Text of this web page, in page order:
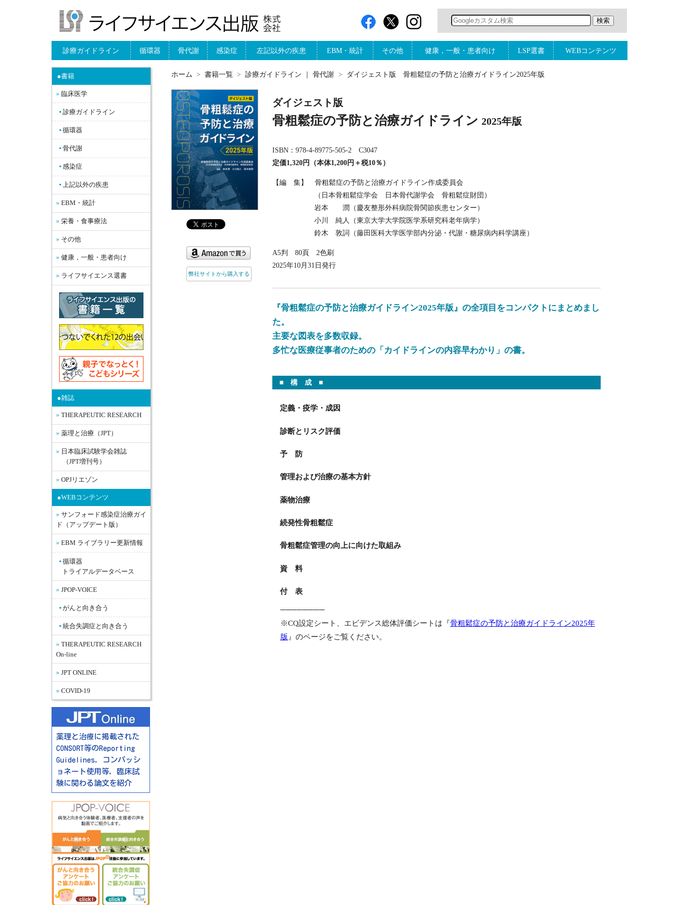
診療ガイドライン 循環器 骨代謝 感染症 左記以外の疾患 EBM・統計 その他 健康，一般・患者向け LSP選書 WEBコンテンツ
●書籍
臨床医学
診療ガイドライン
循環器
骨代謝
感染症
上記以外の疾患
EBM・統計
栄養・食事療法
その他
健康，一般・患者向け
ライフサイエンス選書
●雑誌
THERAPEUTIC RESEARCH
薬理と治療（JPT）
日本臨床試験学会雑誌
（JPT増刊号）
OPJリエゾン
●WEBコンテンツ
サンフォード感染症治療ガイ
ド（アップデート版）
EBM ライブラリー更新情報
循環器
トライアルデータベース
JPOP-VOICE
がんと向き合う
統合失調症と向き合う
THERAPEUTIC RESEARCH
On-line
JPT ONLINE
COVID-19
薬理と治療に掲載された
CONSORT等のReporting
Guidelines，コンパッシ
ョネート使用等，臨床試
験に関わる論文を紹介
ホーム 書籍一覧 診療ガイドライン ｜骨代謝 ダイジェスト版 骨粗鬆症の予防と治療ガイドライン2025年版
弊社サイトから購入する
ダイジェスト版
骨粗鬆症の予防と治療ガイドライン 2025年版
ISBN：978-4-89775-505-2 C3047
定価1,320円（本体1,200円＋税10％）
【編 集】 骨粗鬆症の予防と治療ガイドライン作成委員会
（日本骨粗鬆症学会 日本骨代謝学会 骨粗鬆症財団）
岩本 潤（慶友整形外科病院骨関節疾患センター）
小川 純人（東京大学大学院医学系研究科老年病学）
鈴木 敦詞（藤田医科大学医学部内分泌・代謝・糖尿病内科学講座）
A5判 80頁 2色刷
2025年10月31日発行
『骨粗鬆症の予防と治療ガイドライン2025年版』の全項目をコンパクトにまとめまし
た。
主要な図表を多数収録。
多忙な医療従事者のための「カイドラインの内容早わかり」の書。
■ 構 成 ■
定義・疫学・成因
診断とリスク評価
予 防
管理および治療の基本方針
薬物治療
続発性骨粗鬆症
骨粗鬆症管理の向上に向けた取組み
資 料
付 表
────────
※CQ設定シート、エビデンス総体評価シートは『骨粗鬆症の予防と治療ガイドライン2025年
版 』のページをご覧ください。